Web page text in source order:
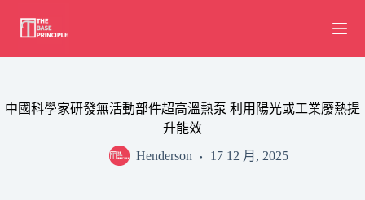
content
中國科學家研發無活動部件超高溫熱泵 利用陽光或工業廢熱提
升能效
Henderson
17 12 月, 2025